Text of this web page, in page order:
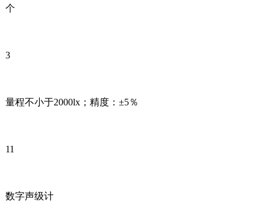
个
3
量程不小于2000lx；精度：±5％
11
数字声级计